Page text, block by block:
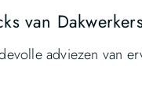
van
adviezen van